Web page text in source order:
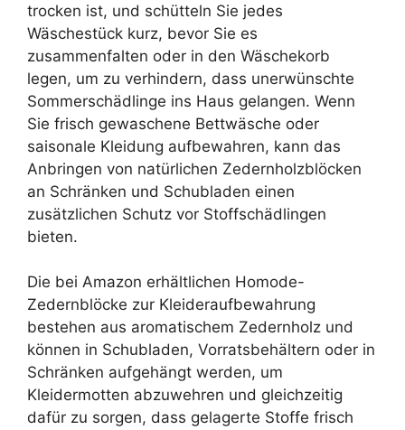
trocken ist, und schütteln Sie jedes
Wäschestück kurz, bevor Sie es
zusammenfalten oder in den Wäschekorb
legen, um zu verhindern, dass unerwünschte
Sommerschädlinge ins Haus gelangen. Wenn
Sie frisch gewaschene Bettwäsche oder
saisonale Kleidung aufbewahren, kann das
Anbringen von natürlichen Zedernholzblöcken
an Schränken und Schubladen einen
zusätzlichen Schutz vor Stoffschädlingen
bieten.
Die bei Amazon erhältlichen Homode-
Zedernblöcke zur Kleideraufbewahrung
bestehen aus aromatischem Zedernholz und
können in Schubladen, Vorratsbehältern oder in
Schränken aufgehängt werden, um
Kleidermotten abzuwehren und gleichzeitig
dafür zu sorgen, dass gelagerte Stoffe frisch